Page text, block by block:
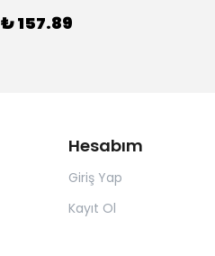
₺ 157.89
Hesabım
Giriş Yap
Kayıt Ol